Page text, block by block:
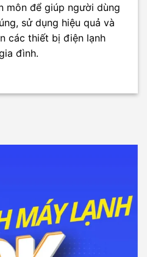
môn để giúp người dùng
sử dụng hiệu quả và
các thiết bị điện lạnh
đình.